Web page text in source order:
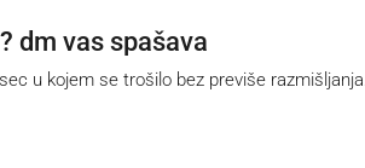
dm vas spašava
u kojem se trošilo bez previše razmišljanja.